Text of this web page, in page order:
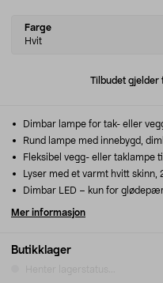
Select
variant
Farge
Hvit
Tilbudet gjelder
Butikklager
Dimbar lampe for tak- eller
Rund lampe med innebygd,
Fleksibel vegg- eller taklampe
Lyser med et varmt hvitt skinn,
Dimbar LED – kun for
Mer informasjon